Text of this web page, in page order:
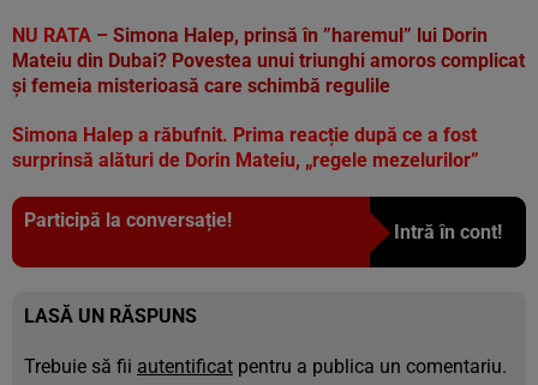
NU RATA – Simona Halep, prinsă în ”haremul” lui Dorin
Mateiu din Dubai? Povestea unui triunghi amoros complicat
și femeia misterioasă care schimbă regulile
Simona Halep a răbufnit. Prima reacție după ce a fost
surprinsă alături de Dorin Mateiu, „regele mezelurilor”
Participă la conversație!
Intră în cont!
LASĂ UN RĂSPUNS
Trebuie să fii autentificat pentru a publica un comentariu.